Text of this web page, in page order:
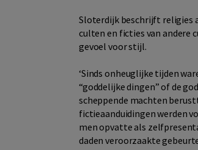
Sloterdijk beschrijft religies
culten en ficties van andere
gevoel voor stijl.
‘Sinds onheuglijke tijden
“goddelijke dingen” of de
scheppende machten
fictieaanduidingen werden
men opvatte als
daden veroorzaakte